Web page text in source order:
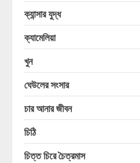
ক্যান্সার যুদ্ধ
ক্যামেলিয়া
খুন
ঘেউলের সংসার
চার আনার জীবন
চিঠি
চিত্ত চিরে চৈত্রমাস